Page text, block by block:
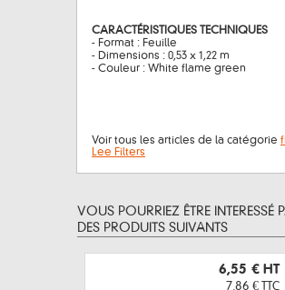
CARACTÉRISTIQUES TECHNIQUES
- Format : Feuille
- Dimensions : 0,53 x 1,22 m
- Couleur : White flame green
Voir tous les articles de la catégorie
Lee Filters
VOUS POURRIEZ ÊTRE INTERESSÉ
DES PRODUITS SUIVANTS
6,55 € HT
7,86 € TTC